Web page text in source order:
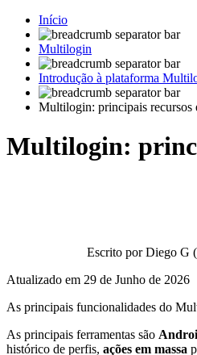
Início
Multilogin
Introdução à plataforma
Multilogin: principais recursos
Multilogin:
Escrito por Diego G (
Atualizado em 29 de Junho de 2026
As principais funcionalidades do
As principais ferramentas são
histórico de perfis, ações em massa